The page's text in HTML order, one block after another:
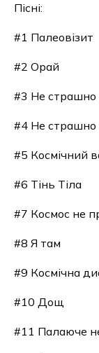
Пісні:
#1 Палеовізит
#2 Орай
#3 Не страшно
#4 Не страшно
#5 Космічний
#6 Тінь Тіла
#7 Космос не
#8 Я там
#9 Космічна
#10 Дощ
#11 Палаюче